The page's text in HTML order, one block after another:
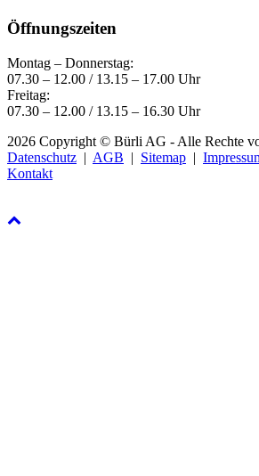
Öffnungszeiten
Montag – Donnerstag:
07.30 – 12.00 / 13.15 – 17.00 Uhr
Freitag:
07.30 – 12.00 / 13.15 – 16.30 Uhr
2026 Copyright © Bürli AG - Alle Rechte
Datenschutz | AGB | Sitemap |
Kontakt